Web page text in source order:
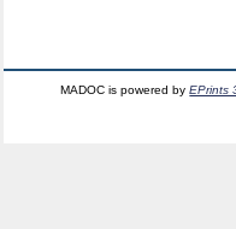
MADOC is powered byEPrints